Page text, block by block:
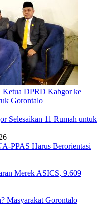
DPRD Kabgor ke
Gorontalo
Selesaikan 11 Rumah untuk
PPAS Harus Berorientasi
Merek ASICS, 9.609
Masyarakat Gorontalo